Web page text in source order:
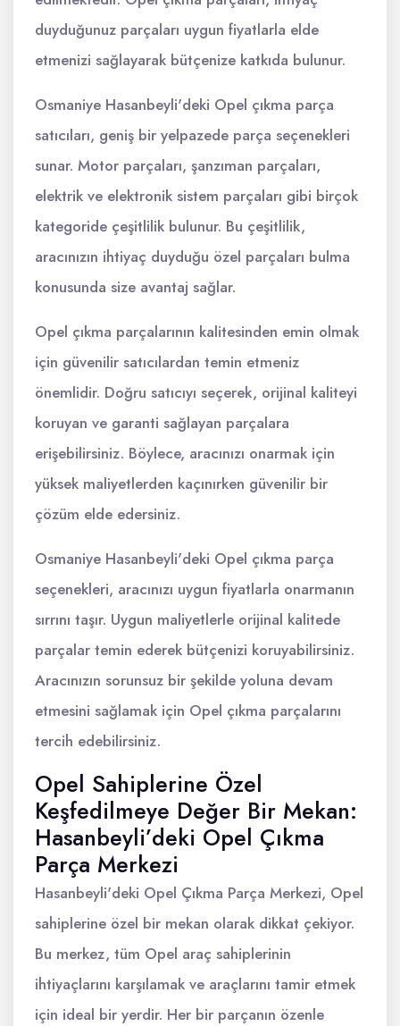
duyduğunuz parçaları uygun fiyatlarla elde
etmenizi sağlayarak bütçenize katkıda bulunur.
Osmaniye Hasanbeyli'deki Opel çıkma parça
satıcıları, geniş bir yelpazede parça seçenekleri
sunar. Motor parçaları, şanzıman parçaları,
elektrik ve elektronik sistem parçaları gibi birçok
kategoride çeşitlilik bulunur. Bu çeşitlilik,
aracınızın ihtiyaç duyduğu özel parçaları bulma
konusunda size avantaj sağlar.
Opel çıkma parçalarının kalitesinden emin olmak
için güvenilir satıcılardan temin etmeniz
önemlidir. Doğru satıcıyı seçerek, orijinal kaliteyi
koruyan ve garanti sağlayan parçalara
erişebilirsiniz. Böylece, aracınızı onarmak için
yüksek maliyetlerden kaçınırken güvenilir bir
çözüm elde edersiniz.
Osmaniye Hasanbeyli'deki Opel çıkma parça
seçenekleri, aracınızı uygun fiyatlarla onarmanın
sırrını taşır. Uygun maliyetlerle orijinal kalitede
parçalar temin ederek bütçenizi koruyabilirsiniz.
Aracınızın sorunsuz bir şekilde yoluna devam
etmesini sağlamak için Opel çıkma parçalarını
tercih edebilirsiniz.
Opel Sahiplerine Özel
Keşfedilmeye Değer Bir Mekan:
Hasanbeyli’deki Opel Çıkma
Parça Merkezi
Hasanbeyli'deki Opel Çıkma Parça Merkezi, Opel
sahiplerine özel bir mekan olarak dikkat çekiyor.
Bu merkez, tüm Opel araç sahiplerinin
ihtiyaçlarını karşılamak ve araçlarını tamir etmek
için ideal bir yerdir. Her bir parçanın özenle